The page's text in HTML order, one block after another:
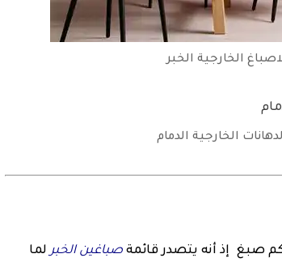
الخارجية الخبر
الخارجية الدمام
صبغ إذ أنه يتصدر قائمة صباغين الخبر لما